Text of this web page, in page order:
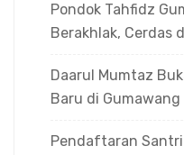
Pondok Tahfidz
Berakhlak, Cerdas
Daarul Mumtaz
Baru di Gumawang
Pendaftaran